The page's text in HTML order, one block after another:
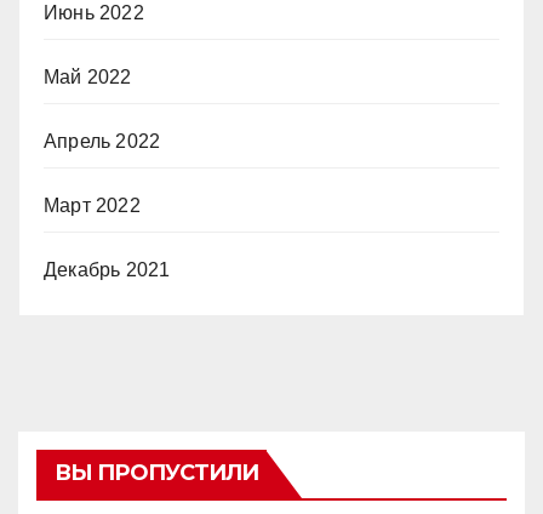
Июнь 2022
Май 2022
Апрель 2022
Март 2022
Декабрь 2021
ВЫ ПРОПУСТИЛИ